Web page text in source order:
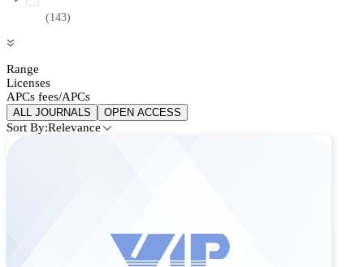
(143)
Range
Licenses
APCs fees/APCs
ALL JOURNALS OPEN ACCESS
Sort By:Relevance